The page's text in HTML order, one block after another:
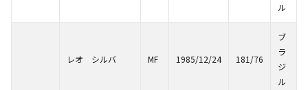
ル
レオ シルバ MF 1985/12/24 181/76
ブ
ラ
ジ
ル